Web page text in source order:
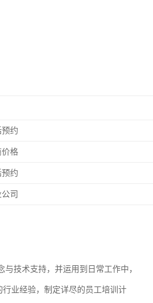
预约
价格
预约
司
与技术支持，并运用到日常工作中，
业经验，制定详尽的员工培训计